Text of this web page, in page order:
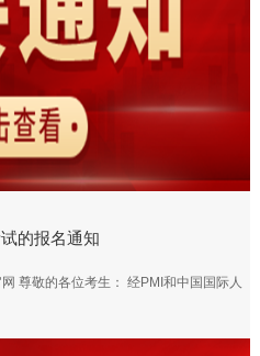
的报名通知
尊敬的各位考生： 经PMI和中国国际人